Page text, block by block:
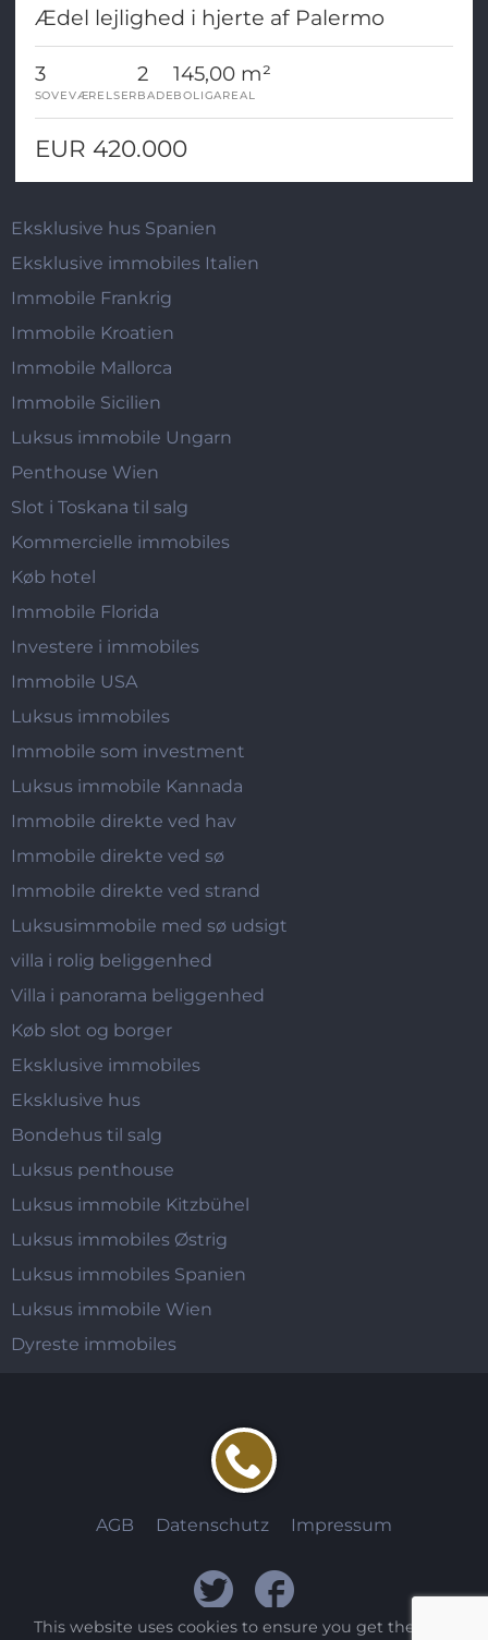
Ædel lejlighed i hjerte af Palermo
3
SOVEVÆRELSER
2
BADE
145,00 m²
BOLIGAREAL
EUR 420.000
Eksklusive hus Spanien
Eksklusive immobiles Italien
Immobile Frankrig
Immobile Kroatien
Immobile Mallorca
Immobile Sicilien
Luksus immobile Ungarn
Penthouse Wien
Slot i Toskana til salg
Kommercielle immobiles
Køb hotel
Immobile Florida
Investere i immobiles
Immobile USA
Luksus immobiles
Immobile som investment
Luksus immobile Kannada
Immobile direkte ved hav
Immobile direkte ved sø
Immobile direkte ved strand
Luksusimmobile med sø udsigt
villa i rolig beliggenhed
Villa i panorama beliggenhed
Køb slot og borger
Eksklusive immobiles
Eksklusive hus
Bondehus til salg
Luksus penthouse
Luksus immobile Kitzbühel
Luksus immobiles Østrig
Luksus immobiles Spanien
Luksus immobile Wien
Dyreste immobiles
AGB Datenschutz Impressum
This website uses cookies to ensure you get the best